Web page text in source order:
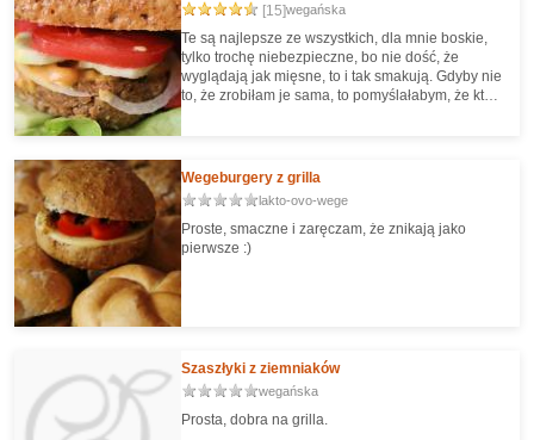
[15]wegańska
Te są najlepsze ze wszystkich, dla mnie boskie,
tylko trochę niebezpieczne, bo nie dość, że
wyglądają jak mięsne, to i tak smakują. Gdyby nie
to, że zrobiłam je sama, to pomyślałabym, że ktoś
Wegeburgery z grilla
lakto-ovo-wege
Proste, smaczne i zaręczam, że znikają jako
pierwsze :)
Szaszłyki z ziemniaków
wegańska
Prosta, dobra na grilla.